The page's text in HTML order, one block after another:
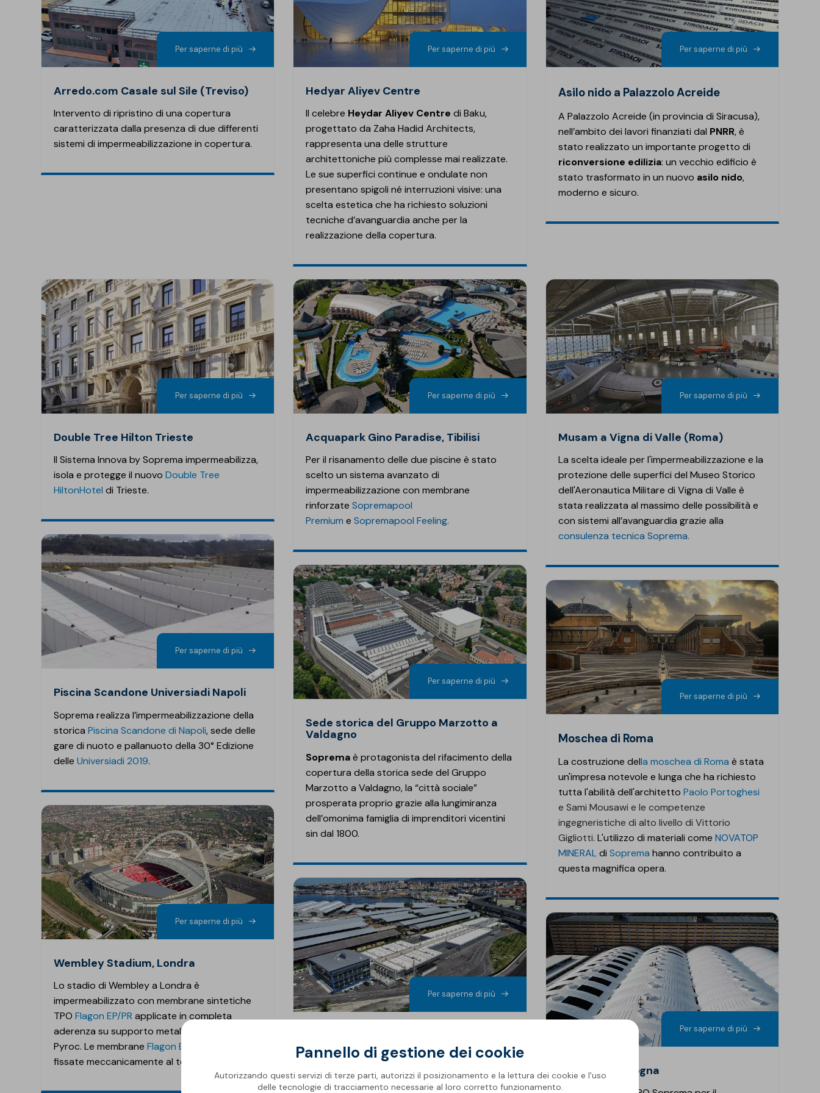
Materiali bio-based
Riscaldamento a pavimento
Opere interrate
Impermeabilizzazione di coperture industriali
Comportamento al fuoco delle coperture
Spazi interni (pavimenti radianti, pavimenti PMMA, ...)
Moduli prefabbricati
Soluzioni per fotovoltaico
Protezione dal radon
Barriere protettive
Genio civile
Gallerie
Ponti e parcheggi
Piscine
Isolanti per
sottopavimento
Sigillanti e Adesivi
Adesivi e Colle
Schiume
Genio Civile
Membrane Sintetiche
Piscine
Accessori
Per saperne di più
Arredo.com Casale sul Sile (Treviso)
Intervento di ripristino di una copertura
caratterizzata dalla presenza di due differenti
sistemi di impermeabilizzazione in copertura.
Per saperne di più
Hedyar Aliyev Centre
Il celebre Heydar Aliyev Centre di Baku,
progettato da Zaha Hadid Architects,
rappresenta una delle strutture
architettoniche più complesse mai realizzate.
Le sue superfici continue e ondulate non
presentano spigoli né interruzioni visive: una
scelta estetica che ha richiesto soluzioni
tecniche d’avanguardia anche per la
realizzazione della copertura.
Per saperne di più
Asilo nido a Palazzolo Acreide
A Palazzolo Acreide (in provincia di Siracusa),
nell’ambito dei lavori finanziati dal PNRR, è
stato realizzato un importante progetto di
riconversione edilizia: un vecchio edificio è
stato trasformato in un nuovo asilo nido,
moderno e sicuro.
Per saperne di più
Double Tree Hilton Trieste
Il Sistema Innova by Soprema impermeabilizza,
isola e protegge il nuovoDouble Tree
HiltonHotel di Trieste.
Per saperne di più
Piscina Scandone Universiadi Napoli
Soprema realizza l’impermeabilizzazione della
storicaPiscina Scandone di Napoli, sede delle
gare di nuoto e pallanuoto della 30° Edizione
delleUniversiadi 2019.
Per saperne di più
Wembley Stadium, Londra
Lo stadio di Wembley a Londra è
impermeabilizzato con membrane sintetiche
TPOFlagon EP/PR applicate in completa
aderenza su supporto metallico e pannelli
Pyroc. Le membraneFlagon EP/PV
fissate meccanicamente al tetto.
Per saperne di più
Acquapark Gino Paradise, Tibilisi
Per il risanamento delle due piscine è stato
scelto un sistema avanzato di
impermeabilizzazione con membrane
rinforzateSopremapool
Premium eSopremapool Feeling.
Per saperne di più
Sede storica del Gruppo Marzotto a
Valdagno
Sopremaè protagonista del rifacimento della
copertura della storica sede del Gruppo
Marzotto a Valdagno, la “città sociale”
prosperata proprio grazie alla lungimiranza
dell’omonima famiglia di imprenditori vicentini
sin dal 1800.
Per saperne di più
Il depuratore che parla con il mare: il Sistema
Innovaby Soprema per uno degli impianti più
avanzati d’Europa. Con le sofisticate
Per saperne di più
musam a Vigna di Valle (Roma)
La scelta ideale per l'impermeabilizzazione e la
protezione delle superfici del Museo Storico
dell'Aeronautica Militare di Vigna di Valle è
stata realizzata al massimo delle possibilità e
con sistemi all’avanguardia grazie alla
consulenza tecnica Soprema.
Per saperne di più
Moschea di Roma
La costruzione della moschea di Roma è stata
un'impresa notevole e lunga che ha richiesto
tutta l'abilità dell'architetto Paolo Portoghesi
e Sami Mousawi e le competenze
ingegneristiche di alto livello di Vittorio
Gigliotti. L'utilizzo di materiali come NOVATOP
MINERALdi Soprema hanno contribuito a
questa magnifica opera.
Per saperne di più
Tecnopolo Bologna
Pannello di gestione dei cookie
Autorizzando questi servizi di terze parti, autorizzi il posizionamento e la lettura dei cookie e l'uso
delle tecnologie di tracciamento necessarie al loro corretto funzionamento.